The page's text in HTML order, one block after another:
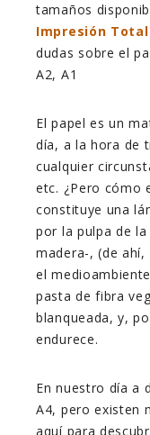
tamaños
Impresión Total
dudas sobre el
A2, A1
El papel es un
día, a la hora de
cualquier
etc. ¿Pero cómo
constituye una
por la pulpa de
madera-, (de
el
pasta de fibra
blanqueada, y,
endurece.
En nuestro día a
A4, pero existen
aquí para